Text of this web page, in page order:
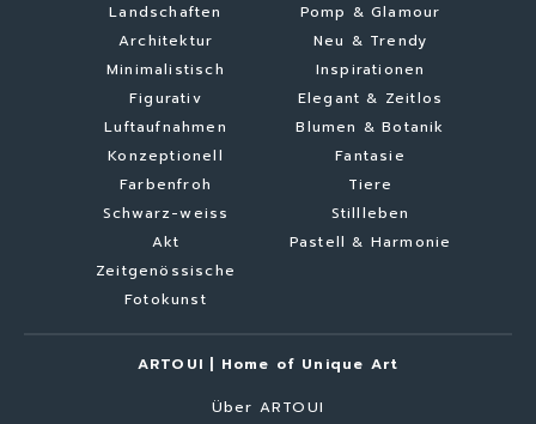
Landschaften
Architektur
Minimalistisch
Figurativ
Luftaufnahmen
Konzeptionell
Farbenfroh
Schwarz-weiss
Akt
Zeitgenössische
Fotokunst
Pomp & Glamour
Neu & Trendy
Inspirationen
Elegant & Zeitlos
Blumen & Botanik
Fantasie
Tiere
Stillleben
Pastell & Harmonie
ARTOUI | Home of Unique Art
Über ARTOUI